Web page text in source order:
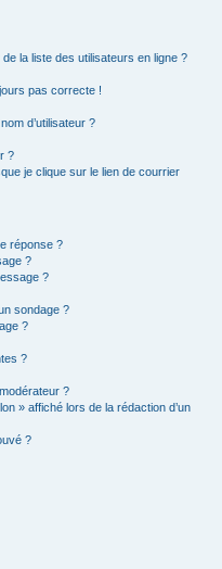
la liste des utilisateurs en ligne ?
pas correcte !
d’utilisateur ?
?
je clique sur le lien de courrier
réponse ?
?
?
sondage ?
?
?
?
» affiché lors de la rédaction d’un
?